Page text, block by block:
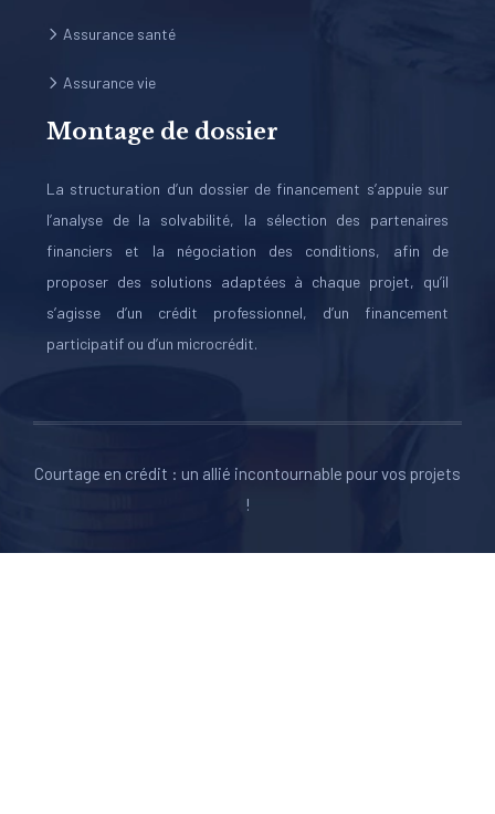
Assurance santé
Assurance vie
Montage de dossier
La structuration d’un dossier de financement s’appuie sur
l’analyse de la solvabilité, la sélection des partenaires
financiers et la négociation des conditions, afin de
proposer des solutions adaptées à chaque projet, qu’il
s’agisse d’un crédit professionnel, d’un financement
participatif ou d’un microcrédit.
Courtage en crédit : un allié incontournable pour vos projets
!